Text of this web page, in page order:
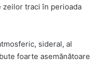
zeilor traci în perioada
sideral, al
foarte asemănătoare